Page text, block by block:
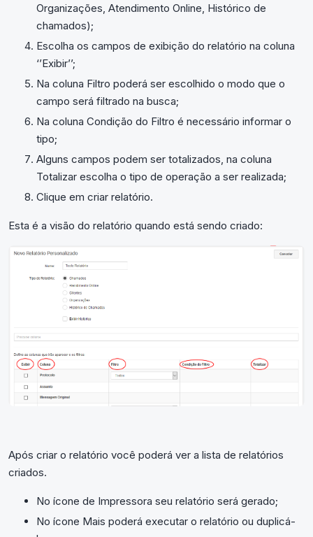
Organizações, Atendimento Online, Histórico de
chamados);
Escolha os campos de exibição do relatório na coluna
‘’Exibir’’;
Na coluna Filtro poderá ser escolhido o modo que o
campo será filtrado na busca;
Na coluna Condição do Filtro é necessário informar o
tipo;
Alguns campos podem ser totalizados, na coluna
Totalizar escolha o tipo de operação a ser realizada;
Clique em criar relatório.
Esta é a visão do relatório quando está sendo criado:
Após criar o relatório você poderá ver a lista de relatórios
criados.
No ícone de Impressora seu relatório será gerado;
No ícone Mais poderá executar o relatório ou duplicá-